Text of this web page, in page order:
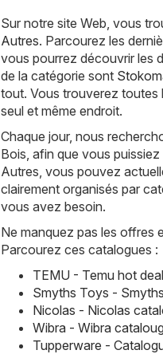
Sur notre site Web, vous
Autres. Parcourez les
vous pourrez découvrir les
de la catégorie sont
tout. Vous trouverez toutes
seul et même endroit.
Chaque jour, nous
Bois, afin que vous
Autres, vous pouvez
clairement organisés par
vous avez besoin.
Ne manquez pas les offres
Parcourez ces catalogues :
TEMU - Temu hot
Smyths Toys -
Nicolas - Nicolas
Wibra - Wibra
Tupperware -